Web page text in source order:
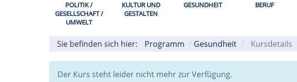
POLITIK /
GESELLSCHAFT /
UMWELT
KULTUR UND
GESTALTEN
GESUNDHEIT BERUF
Sie befinden sich hier: Programm Gesundheit / Kursdetails
Der Kurs steht leider nicht mehr zur Verfügung.